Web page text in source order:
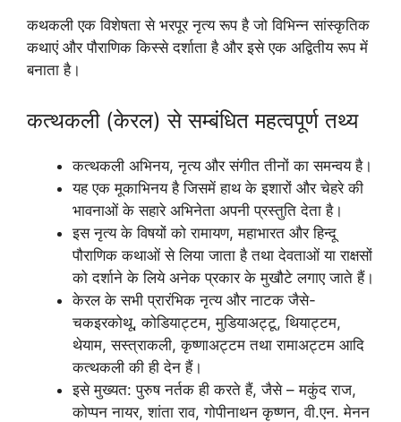
कथकली एक विशेषता से भरपूर नृत्य रूप है जो विभिन्न सांस्कृतिक
कथाएं और पौराणिक किस्से दर्शाता है और इसे एक अद्वितीय रूप में
बनाता है।
कत्थकली (केरल) से सम्बंधित महत्वपूर्ण तथ्य
कत्थकली अभिनय, नृत्य और संगीत तीनों का समन्वय है।
यह एक मूकाभिनय है जिसमें हाथ के इशारों और चेहरे की
भावनाओं के सहारे अभिनेता अपनी प्रस्तुति देता है।
इस नृत्य के विषयों को रामायण, महाभारत और हिन्दू
पौराणिक कथाओं से लिया जाता है तथा देवताओं या राक्षसों
को दर्शाने के लिये अनेक प्रकार के मुखौटे लगाए जाते हैं।
केरल के सभी प्रारंभिक नृत्य और नाटक जैसे-
चकइरकोथू, कोडियाट्टम, मुडियाअट्टू, थियाट्टम,
थेयाम, सस्त्राकली, कृष्णाअट्टम तथा रामाअट्टम आदि
कत्थकली की ही देन हैं।
इसे मुख्यत: पुरुष नर्तक ही करते हैं, जैसे – मकुंद राज,
कोप्पन नायर, शांता राव, गोपीनाथन कृष्णन, वी.एन. मेनन